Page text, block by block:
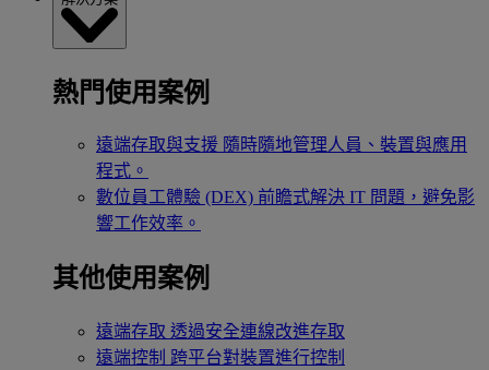
熱門使用案例
遠端存取與支援 隨時隨地管理人員、裝置與應用
程式。
數位員工體驗 (DEX) 前瞻式解決 IT 問題，避免影
響工作效率。
其他使用案例
遠端存取 透過安全連線改進存取
遠端控制 跨平台對裝置進行控制